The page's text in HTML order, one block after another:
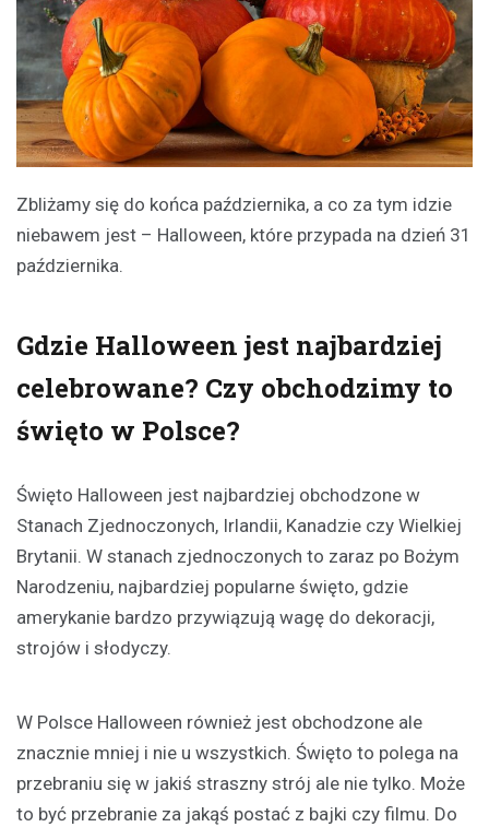
Zbliżamy się do końca października, a co za tym idzie
niebawem jest – Halloween, które przypada na dzień 31
października.
Gdzie Halloween jest najbardziej
celebrowane? Czy obchodzimy to
święto w Polsce?
Święto Halloween jest najbardziej obchodzone w
Stanach Zjednoczonych, Irlandii, Kanadzie czy Wielkiej
Brytanii. W stanach zjednoczonych to zaraz po Bożym
Narodzeniu, najbardziej popularne święto, gdzie
amerykanie bardzo przywiązują wagę do dekoracji,
strojów i słodyczy.
W Polsce Halloween również jest obchodzone ale
znacznie mniej i nie u wszystkich. Święto to polega na
przebraniu się w jakiś straszny strój ale nie tylko. Może
to być przebranie za jakąś postać z bajki czy filmu. Do